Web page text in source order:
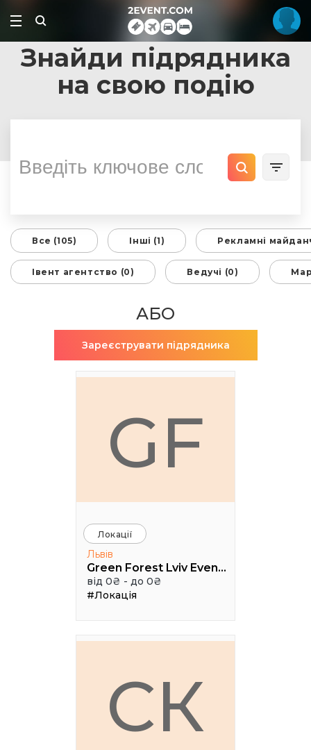
Знайди підрядника
на свою подію
Все (105) Інші (1) Рекламні
Івент агентство (0) Ведучі (0)
АБО
Зареєструвати підрядника
GF
Локації
Львів
Green Forest Lviv Events
від 0₴ - до 0₴
#Локація
СК